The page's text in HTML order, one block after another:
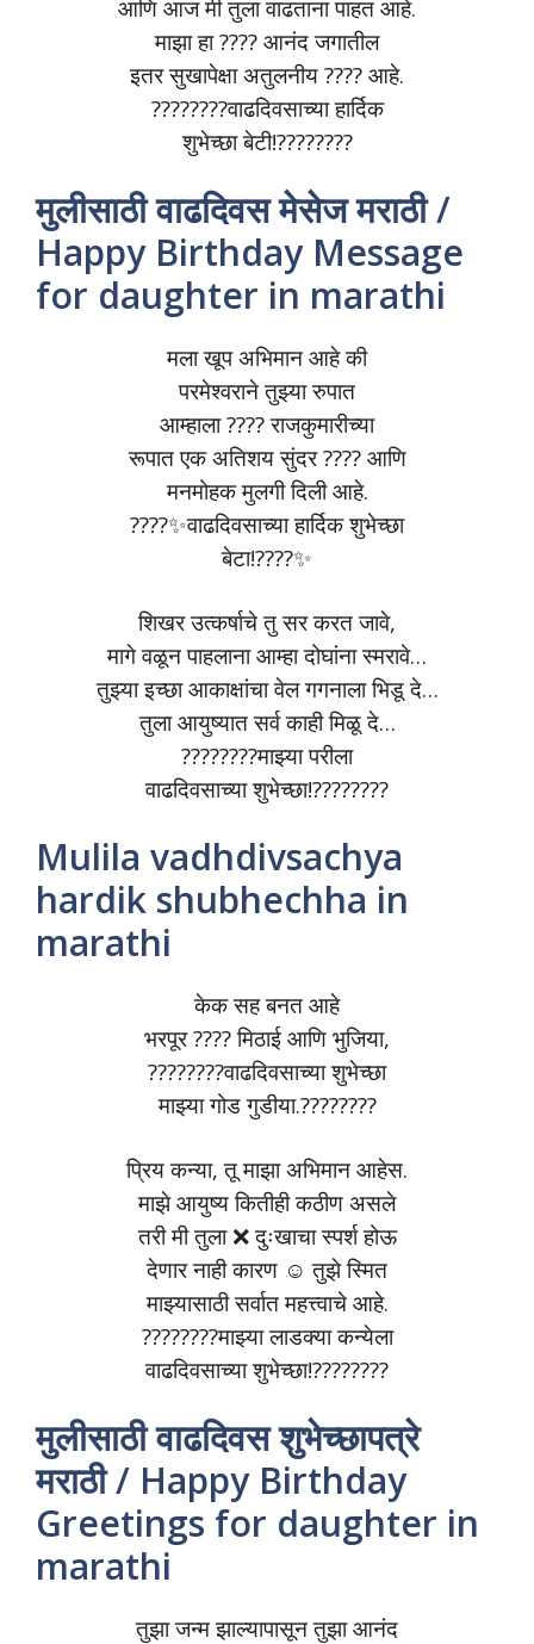
आणि आज मी तुला वाढताना पाहत आहे.
माझा हा ???? आनंद जगातील
इतर सुखापेक्षा अतुलनीय ???? आहे.
????????वाढदिवसाच्या हार्दिक
शुभेच्छा बेटी!????????
मुलीसाठी वाढदिवस मेसेज मराठी /
Happy Birthday Message
for daughter in marathi
मला खूप अभिमान आहे की
परमेश्वराने तुझ्या रुपात
आम्हाला ???? राजकुमारीच्या
रूपात एक अतिशय सुंदर ???? आणि
मनमोहक मुलगी दिली आहे.
????✨वाढदिवसाच्या हार्दिक शुभेच्छा
बेटा!????✨
शिखर उत्कर्षाचे तु सर करत जावे,
मागे वळून पाहलाना आम्हा दोघांना स्मरावे…
तुझ्या इच्छा आकाक्षांचा वेल गगनाला भिडू दे…
तुला आयुष्यात सर्व काही मिळू दे…
????????माझ्या परीला
वाढदिवसाच्या शुभेच्छा!????????
Mulila vadhdivsachya
hardik shubhechha in
marathi
केक सह बनत आहे
भरपूर ???? मिठाई आणि भुजिया,
????????वाढदिवसाच्या शुभेच्छा
माझ्या गोड गुडीया.????????
प्रिय कन्या, तू माझा अभिमान आहेस.
माझे आयुष्य कितीही कठीण असले
तरी मी तुला ❌ दुःखाचा स्पर्श होऊ
देणार नाही कारण ☺️ तुझे स्मित
माझ्यासाठी सर्वात महत्त्वाचे आहे.
????????माझ्या लाडक्या कन्येला
वाढदिवसाच्या शुभेच्छा!????????
मुलीसाठी वाढदिवस शुभेच्छापत्रे
मराठी / Happy Birthday
Greetings for daughter in
marathi
तुझा जन्म झाल्यापासून तुझा आनंद